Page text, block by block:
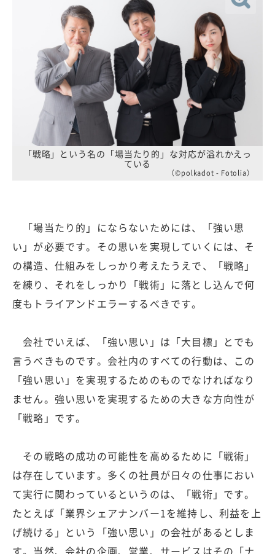
「戦略」という名の「場当たり的」な対応が溢れかえっ
ている
（©polkadot - Fotolia）
「場当たり的」にならないためには、「強い思
い」が必要です。その思いを実現していくには、そ
の構造、仕組みをしっかり考えたうえで、「戦略」
を練り、それをしっかり「戦術」に落とし込んで何
度もトライアンドエラーするべきです。
会社でいえば、「強い思い」は「大目標」とでも
言うべきものです。会社内のすべての行動は、この
「強い思い」を実現するためのものでなければなり
ません。強い思いを実現するための大きな方向性が
「戦略」です。
その戦略の成功の可能性を高めるために「戦術」
は存在しています。多くの社員が日々の仕事におい
て実行に関わっているというのは、「戦術」です。
たとえば「業界シェアナンバー1を維持し、利益を上
げ続ける」という「強い思い」の会社があるとしま
す。当然、会社の企画、営業、サービスはその「ナ